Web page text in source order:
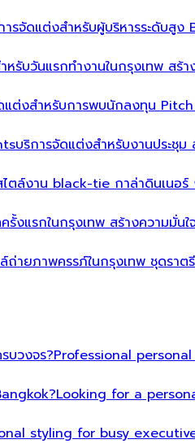
ารจัดแต่งสำหรับผู้บริหารระดับสู
หรับวันแรกทำงานในกรุงเทพ สร้
แต่งสำหรับการพบนักลงทุน
บริการจัดแต่งสำหรับงานประชุ
ตล์งาน black-tie กาล่าดินเนอร์
รั้งแรกในกรุงเทพ สร้างความมั่
ถ่ายภาพครรภ์ในกรุงเทพ ชุดรา
บวงจร?Professional
Looking for a
styling for busy